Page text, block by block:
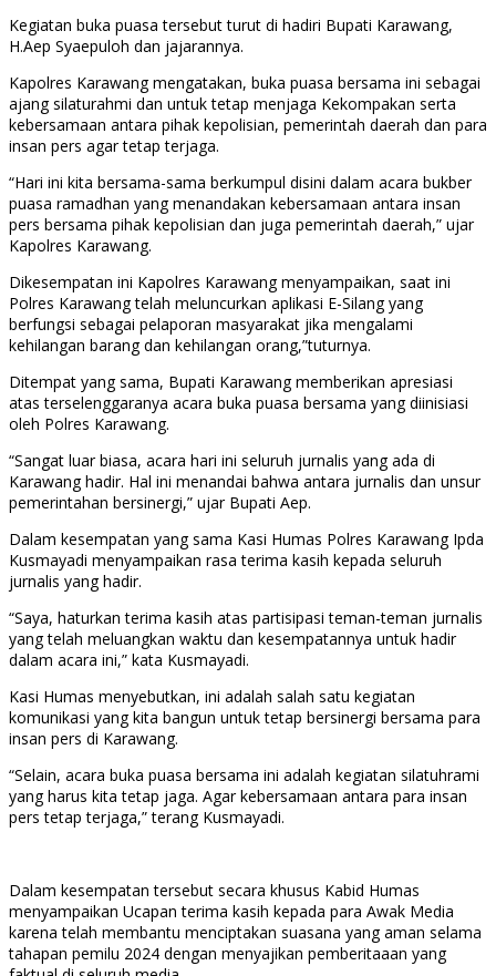
Kegiatan buka puasa tersebut turut di hadiri Bupati Karawang,
H.Aep Syaepuloh dan jajarannya.
Kapolres Karawang mengatakan, buka puasa bersama ini sebagai
ajang silaturahmi dan untuk tetap menjaga Kekompakan serta
kebersamaan antara pihak kepolisian, pemerintah daerah dan para
insan pers agar tetap terjaga.
“Hari ini kita bersama-sama berkumpul disini dalam acara bukber
puasa ramadhan yang menandakan kebersamaan antara insan
pers bersama pihak kepolisian dan juga pemerintah daerah,” ujar
Kapolres Karawang.
Dikesempatan ini Kapolres Karawang menyampaikan, saat ini
Polres Karawang telah meluncurkan aplikasi E-Silang yang
berfungsi sebagai pelaporan masyarakat jika mengalami
kehilangan barang dan kehilangan orang,”tuturnya.
Ditempat yang sama, Bupati Karawang memberikan apresiasi
atas terselenggaranya acara buka puasa bersama yang diinisiasi
oleh Polres Karawang.
“Sangat luar biasa, acara hari ini seluruh jurnalis yang ada di
Karawang hadir. Hal ini menandai bahwa antara jurnalis dan unsur
pemerintahan bersinergi,” ujar Bupati Aep.
Dalam kesempatan yang sama Kasi Humas Polres Karawang Ipda
Kusmayadi menyampaikan rasa terima kasih kepada seluruh
jurnalis yang hadir.
“Saya, haturkan terima kasih atas partisipasi teman-teman jurnalis
yang telah meluangkan waktu dan kesempatannya untuk hadir
dalam acara ini,” kata Kusmayadi.
Kasi Humas menyebutkan, ini adalah salah satu kegiatan
komunikasi yang kita bangun untuk tetap bersinergi bersama para
insan pers di Karawang.
“Selain, acara buka puasa bersama ini adalah kegiatan silatuhrami
yang harus kita tetap jaga. Agar kebersamaan antara para insan
pers tetap terjaga,” terang Kusmayadi.
Dalam kesempatan tersebut secara khusus Kabid Humas
menyampaikan Ucapan terima kasih kepada para Awak Media
karena telah membantu menciptakan suasana yang aman selama
tahapan pemilu 2024 dengan menyajikan pemberitaaan yang